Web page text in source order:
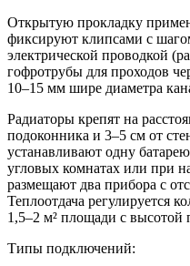
Открытую прокладку
фиксируют клипсами с
электрической проводкой
гофротрубы для проходов
10–15 мм шире диаметра
Радиаторы крепят на
подоконника и 3–5 см от
устанавливают одну
угловых комнатах или при
размещают два прибора с
Теплоотдача регулируется
1,5–2 м² площади с высотой
Типы подключений: